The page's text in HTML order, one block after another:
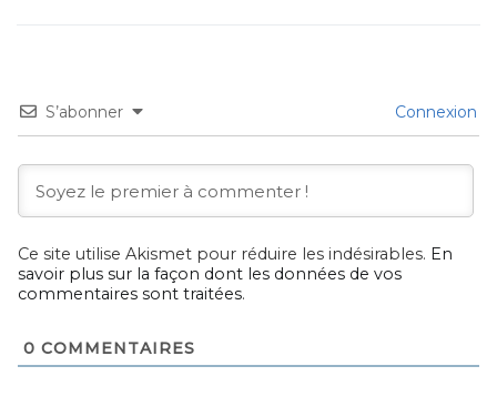
S’abonner Connexion
Ce site utilise Akismet pour réduire les indésirables. En
savoir plus sur la façon dont les données de vos
commentaires sont traitées.
0 COMMENTAIRES